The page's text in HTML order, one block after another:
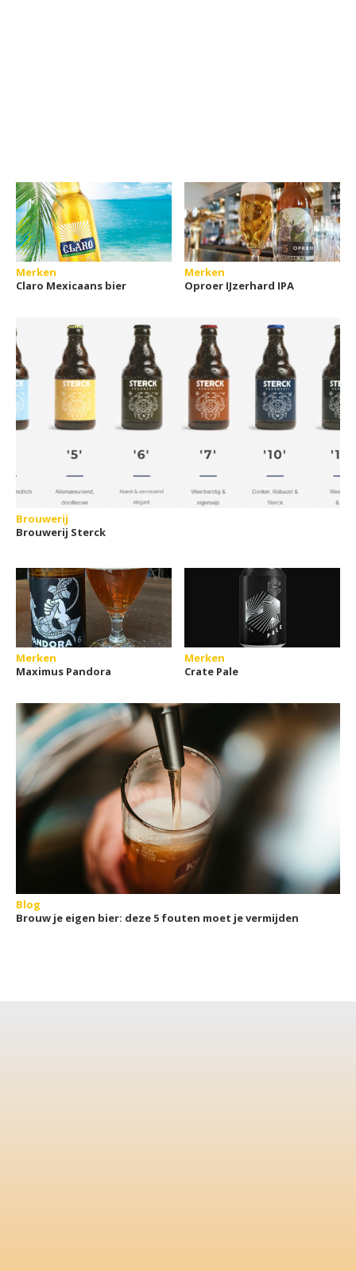
Merken
Claro Mexicaans bier
Merken
Oproer IJzerhard IPA
Brouwerij
Brouwerij Sterck
Merken
Maximus Pandora
Merken
Crate Pale
Blog
Brouw je eigen bier: deze 5 fouten moet je vermijden